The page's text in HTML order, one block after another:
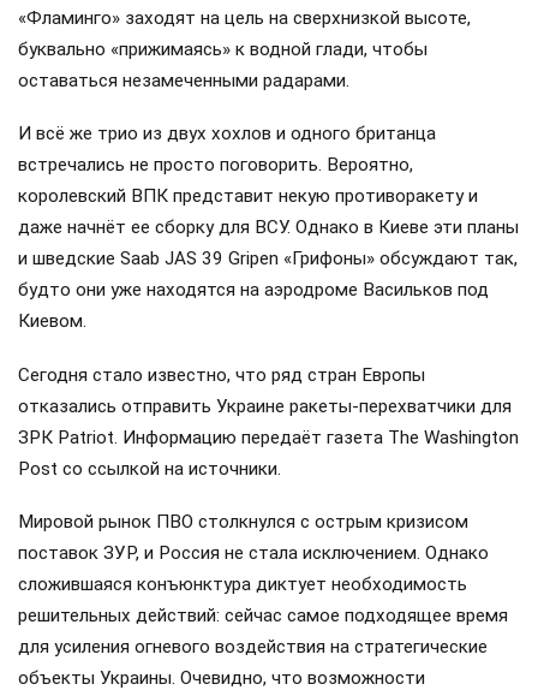
«Фламинго» заходят на цель на сверхнизкой высоте,
буквально «прижимаясь» к водной глади, чтобы
оставаться незамеченными радарами.
И всё же трио из двух хохлов и одного британца
встречались не просто поговорить. Вероятно,
королевский ВПК представит некую противоракету и
даже начнёт ее сборку для ВСУ. Однако в Киеве эти планы
и шведские Saab JAS 39 Gripen «Грифоны» обсуждают так,
будто они уже находятся на аэродроме Васильков под
Киевом.
Сегодня стало известно, что ряд стран Европы
отказались отправить Украине ракеты-перехватчики для
ЗРК Patriot. Информацию передаёт газета The Washington
Post со ссылкой на источники.
Мировой рынок ПВО столкнулся с острым кризисом
поставок ЗУР, и Россия не стала исключением. Однако
сложившаяся конъюнктура диктует необходимость
решительных действий: сейчас самое подходящее время
для усиления огневого воздействия на стратегические
объекты Украины. Очевидно, что возможности